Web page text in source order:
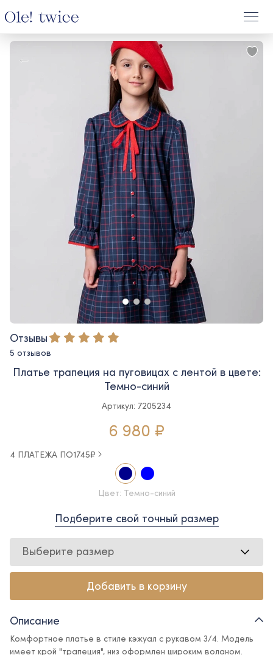
Отзывы
5 отзывов
Платье трапеция на пуговицах с лентой в цвете:
Темно-синий
Артикул: 7205234
6 980 ₽
4 ПЛАТЕЖА ПО1745₽
Цвет: Темно-синий
Подберите свой точный размер
Выберите размер
Добавить в корзину
Описание
Комфортное платье в стиле кэжуал с рукавом 3/4. Модель
имеет крой "трапеция", низ оформлен широким воланом.